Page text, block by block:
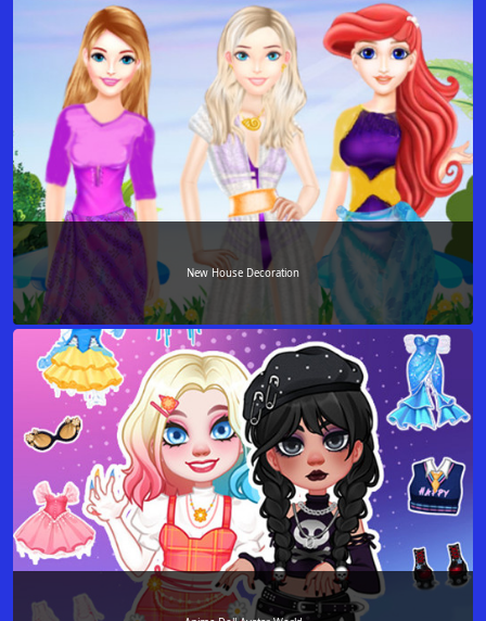
New House Decoration